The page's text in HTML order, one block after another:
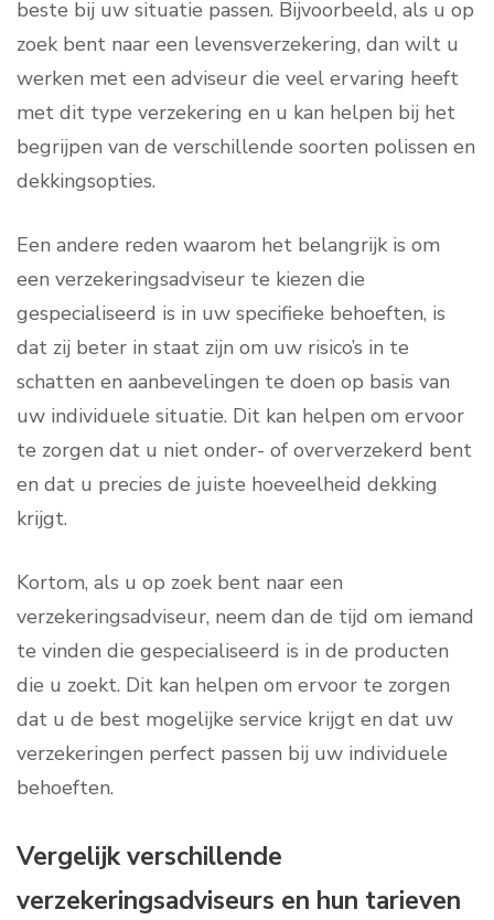
beste bij uw situatie passen. Bijvoorbeeld, als u op
zoek bent naar een levensverzekering, dan wilt u
werken met een adviseur die veel ervaring heeft
met dit type verzekering en u kan helpen bij het
begrijpen van de verschillende soorten polissen en
dekkingsopties.
Een andere reden waarom het belangrijk is om
een verzekeringsadviseur te kiezen die
gespecialiseerd is in uw specifieke behoeften, is
dat zij beter in staat zijn om uw risico’s in te
schatten en aanbevelingen te doen op basis van
uw individuele situatie. Dit kan helpen om ervoor
te zorgen dat u niet onder- of oververzekerd bent
en dat u precies de juiste hoeveelheid dekking
krijgt.
Kortom, als u op zoek bent naar een
verzekeringsadviseur, neem dan de tijd om iemand
te vinden die gespecialiseerd is in de producten
die u zoekt. Dit kan helpen om ervoor te zorgen
dat u de best mogelijke service krijgt en dat uw
verzekeringen perfect passen bij uw individuele
behoeften.
Vergelijk verschillende
verzekeringsadviseurs en hun tarieven